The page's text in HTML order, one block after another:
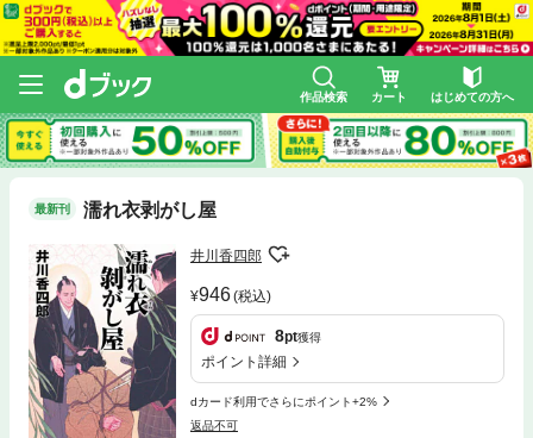
作品検索 カート はじめての方へ
最新刊 濡れ衣剥がし屋
井川香四郎
946(税込)
8pt獲得
ポイント詳細
dカード利用でさらにポイント+2%
返品不可